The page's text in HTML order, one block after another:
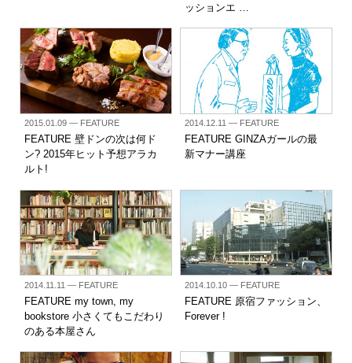
ッションエ …
2015.01.09— FEATURE
FEATURE 壁ドンの次は何ド
ン? 2015年ヒット予想アラカ
ルト!
2014.12.11— FEATURE
FEATURE GINZAガールの最
新マナー講座
2014.11.11— FEATURE
FEATURE my town, my
bookstore 小さくてもこだわり
のある本屋さん
2014.10.10— FEATURE
FEATURE 原宿ファッション、
Forever !